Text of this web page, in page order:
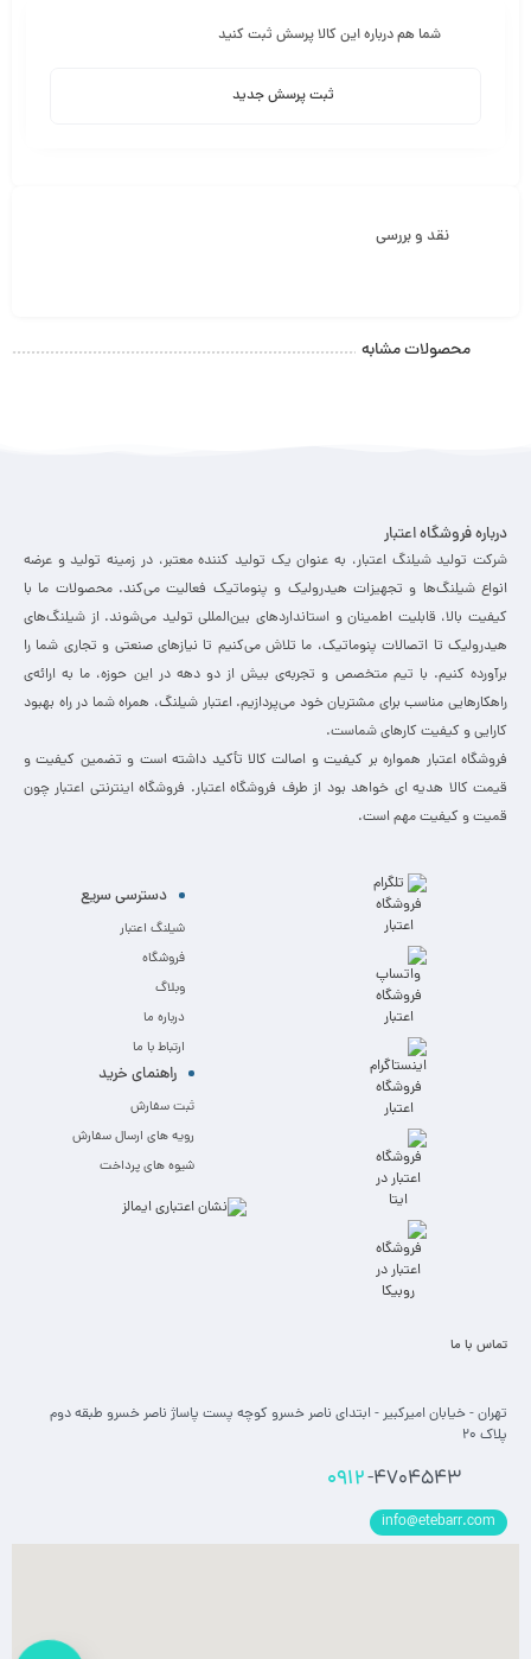
شما هم درباره این کالا پرسش ثبت کنید
ثبت پرسش جدید
نقد و بررسی
محصولات مشابه
درباره فروشگاه اعتبار
شرکت تولید شیلنگ اعتبار، به عنوان یک تولید کننده معتبر، در زمینه تولید و عرضه
انواع شیلنگ‌ها و تجهیزات هیدرولیک و پنوماتیک فعالیت می‌کند. محصولات ما با
کیفیت بالا، قابلیت اطمینان و استانداردهای بین‌المللی تولید می‌شوند. از شیلنگ‌های
هیدرولیک تا اتصالات پنوماتیک، ما تلاش می‌کنیم تا نیازهای صنعتی و تجاری شما را
برآورده کنیم. با تیم متخصص و تجربه‌ی بیش از دو دهه در این حوزه، ما به ارائه‌ی
راهکارهایی مناسب برای مشتریان خود می‌پردازیم. اعتبار شیلنگ، همراه شما در راه بهبود
کارایی و کیفیت کارهای شماست.
فروشگاه اعتبار همواره بر کیفیت و اصالت کالا تأکید داشته است و تضمین کیفیت و
قیمت کالا هدیه ای خواهد بود از طرف فروشگاه اعتبار. فروشگاه اینترنتی اعتبار چون
قمیت و کیفیت مهم است.
دسترسی سریع
شیلنگ اعتبار
فروشگاه
وبلاگ
درباره ما
ارتباط با ما
راهنمای خرید
ثبت سفارش
رویه های ارسال سفارش
شیوه های پرداخت
تماس با ما
تهران - خیابان امیرکبیر - ابتدای ناصر خسرو کوچه پست پاساژ ناصر خسرو طبقه دوم
پلاک 20
0912-4704543
info@etebarr.com